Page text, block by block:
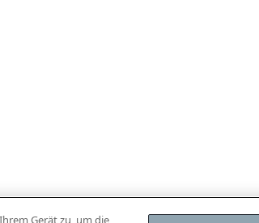
Gerät zu, um die